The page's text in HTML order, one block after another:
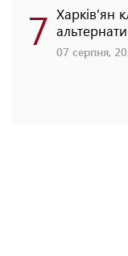
7 Харків'ян
07 серпня,